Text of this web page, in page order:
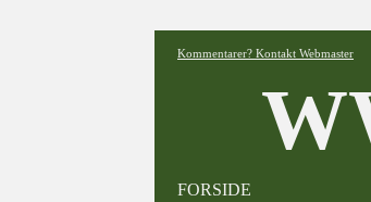
Kommentarer? Kontakt Webmaster
FORSIDE